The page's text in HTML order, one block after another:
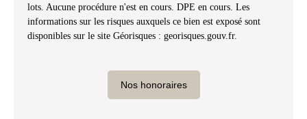
lots. Aucune procédure n'est en cours. DPE en cours. Les
informations sur les risques auxquels ce bien est exposé sont
disponibles sur le site Géorisques : georisques.gouv.fr.
Nos honoraires